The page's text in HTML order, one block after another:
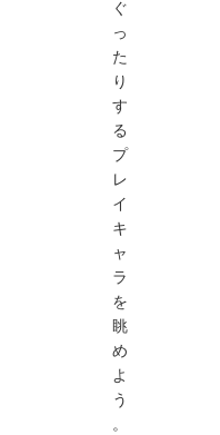
ぐ
っ
た
り
す
る
プ
レ
イ
キ
ャ
ラ
を
眺
め
よ
う
。